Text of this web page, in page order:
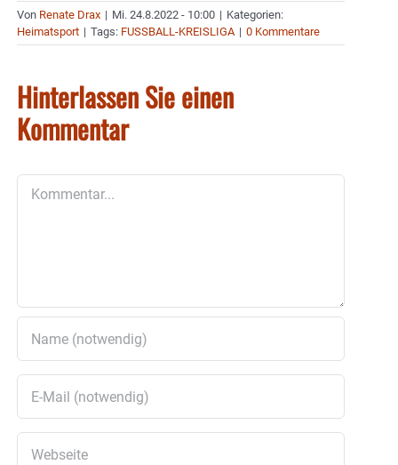
Von Renate Drax | Mi. 24.8.2022 - 10:00 | Kategorien:
Heimatsport | Tags: FUSSBALL-KREISLIGA | 0 Kommentare
Hinterlassen Sie einen
Kommentar